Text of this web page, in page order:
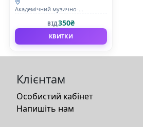
Академічний музично-
СадовськогоВІД350₴
КВИТКИ
Клієнтам
Особистий кабінет
Напишіть нам